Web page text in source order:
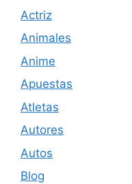
Actriz
Animales
Anime
Apuestas
Atletas
Autores
Autos
Blog